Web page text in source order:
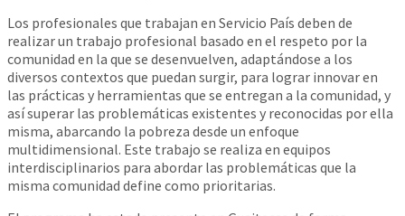
Los profesionales que trabajan en Servicio País deben de
realizar un trabajo profesional basado en el respeto por la
comunidad en la que se desenvuelven, adaptándose a los
diversos contextos que puedan surgir, para lograr innovar en
las prácticas y herramientas que se entregan a la comunidad, y
así superar las problemáticas existentes y reconocidas por ella
misma, abarcando la pobreza desde un enfoque
multidimensional. Este trabajo se realiza en equipos
interdisciplinarios para abordar las problemáticas que la
misma comunidad define como prioritarias.